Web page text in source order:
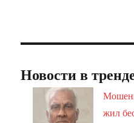
Новости в
жил